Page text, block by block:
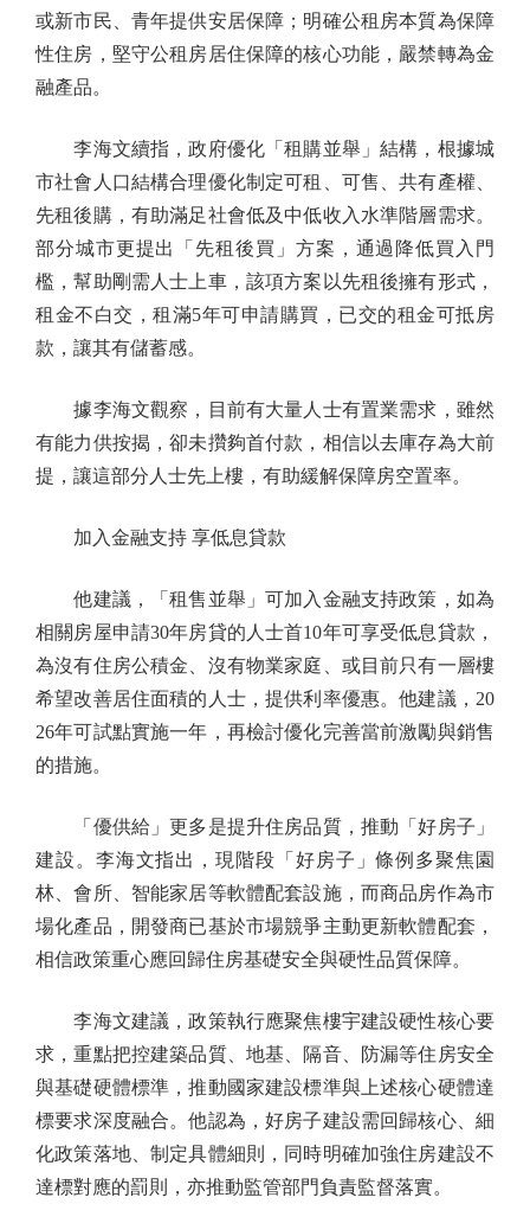
或新市民、青年提供安居保障；明確公租房本質為保障
性住房，堅守公租房居住保障的核心功能，嚴禁轉為金
融產品。
李海文續指，政府優化「租購並舉」結構，根據城
市社會人口結構合理優化制定可租、可售、共有產權、
先租後購，有助滿足社會低及中低收入水準階層需求。
部分城市更提出「先租後買」方案，通過降低買入門
檻，幫助剛需人士上車，該項方案以先租後擁有形式，
租金不白交，租滿5年可申請購買，已交的租金可抵房
款，讓其有儲蓄感。
據李海文觀察，目前有大量人士有置業需求，雖然
有能力供按揭，卻未攢夠首付款，相信以去庫存為大前
提，讓這部分人士先上樓，有助緩解保障房空置率。
加入金融支持 享低息貸款
他建議，「租售並舉」可加入金融支持政策，如為
相關房屋申請30年房貸的人士首10年可享受低息貸款，
為沒有住房公積金、沒有物業家庭、或目前只有一層樓
希望改善居住面積的人士，提供利率優惠。他建議，20
26年可試點實施一年，再檢討優化完善當前激勵與銷售
的措施。
「優供給」更多是提升住房品質，推動「好房子」
建設。李海文指出，現階段「好房子」條例多聚焦園
林、會所、智能家居等軟體配套設施，而商品房作為市
場化產品，開發商已基於市場競爭主動更新軟體配套，
相信政策重心應回歸住房基礎安全與硬性品質保障。
李海文建議，政策執行應聚焦樓宇建設硬性核心要
求，重點把控建築品質、地基、隔音、防漏等住房安全
與基礎硬體標準，推動國家建設標準與上述核心硬體達
標要求深度融合。他認為，好房子建設需回歸核心、細
化政策落地、制定具體細則，同時明確加強住房建設不
達標對應的罰則，亦推動監管部門負責監督落實。